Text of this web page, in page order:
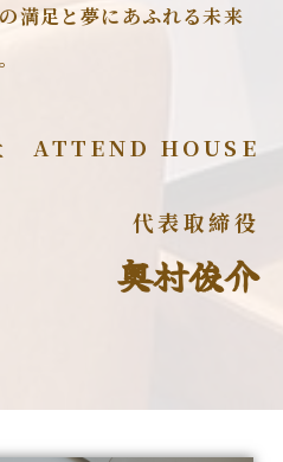
満足と夢にあふれる未来
ATTEND HOUSE
代表取締役
奥村俊介